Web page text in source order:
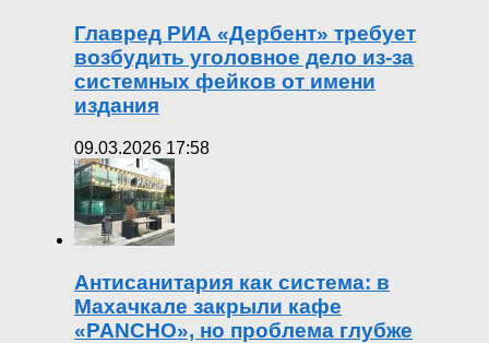
Главред РИА «Дербент» требует
возбудить уголовное дело из-за
системных фейков от имени
издания
09.03.2026 17:58
Антисанитария как система: в
Махачкале закрыли кафе
«PANCHO», но проблема глубже